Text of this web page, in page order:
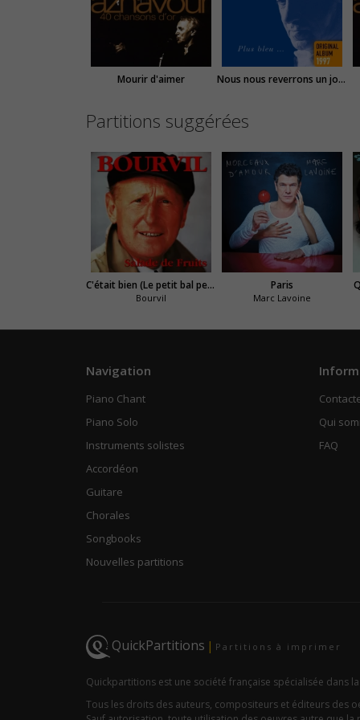
Mourir d'aimer Nous nous reverrons un jour ou l'autre
Partitions suggérées
C'était bien (Le petit bal perdu)
Bourvil
Paris
Marc Lavoine
Navigation
Piano Chant
Piano Solo
Instruments solistes
Accordéon
Guitare
Chorales
Songbooks
Nouvelles partitions
Qui
FAQ
QuickPartitions | Partitions à imprimer
Quickpartitions est une société française spécialisée
Tous les droits des auteurs, compositeurs et éditeurs des